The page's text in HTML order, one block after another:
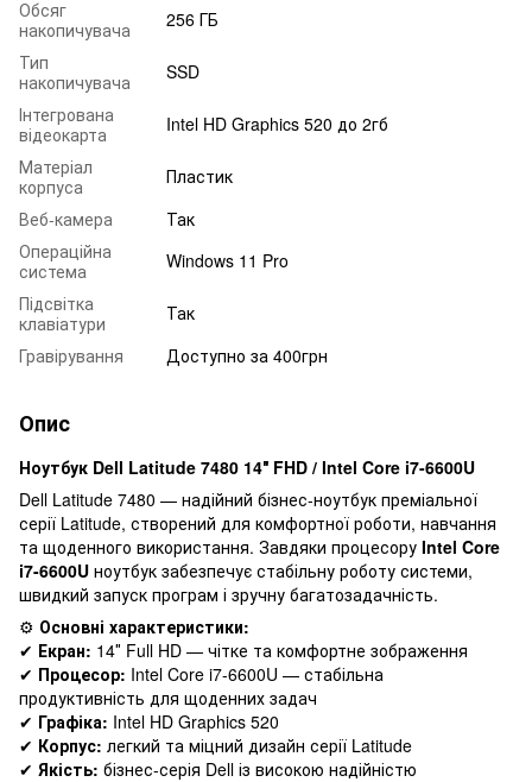
Обсяг
накопичувача
256 ГБ
Тип
накопичувача
SSD
Інтегрована
відеокарта
Intel HD Graphics 520 до 2гб
Матеріал
корпуса
Пластик
Веб-камера
Так
Операційна
система
Windows 11 Pro
Підсвітка
клавіатури
Так
Гравірування
Доступно за 400грн
Опис
Ноутбук Dell Latitude 7480 14″ FHD / Intel Core i7-6600U
Dell Latitude 7480 — надійний бізнес-ноутбук преміальної
серії Latitude, створений для комфортної роботи, навчання
та щоденного використання. Завдяки процесору Intel Core
i7-6600U ноутбук забезпечує стабільну роботу системи,
швидкий запуск програм і зручну багатозадачність.
⚙️ Основні характеристики:
✔ Екран: 14″ Full HD — чітке та комфортне зображення
✔ Процесор: Intel Core i7-6600U — стабільна
продуктивність для щоденних задач
✔ Графіка: Intel HD Graphics 520
✔ Корпус: легкий та міцний дизайн серії Latitude
✔ Якість: бізнес-серія Dell із високою надійністю